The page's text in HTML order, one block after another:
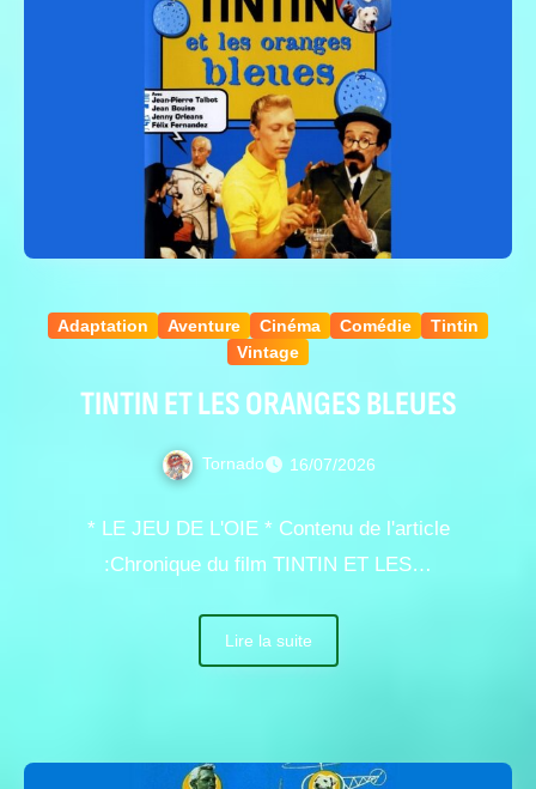
Adaptation Aventure Cinéma Comédie
Tintin
Vintage
TINTIN ET LES ORANGES BLEUES
Tornado 16/07/2026
* LE JEU DE L'OIE * Contenu de l'article
:Chronique du film TINTIN ET LES…
Lire la suite